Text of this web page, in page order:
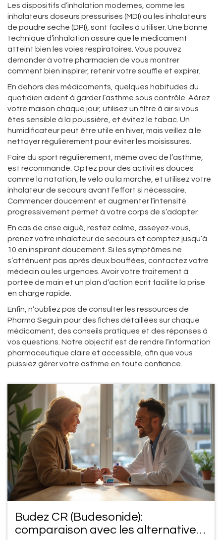
Les dispositifs d’inhalation modernes, comme les
inhalateurs doseurs pressurisés (MDI) ou les inhalateurs
de poudre sèche (DPI), sont faciles à utiliser. Une bonne
technique d’inhalation assure que le médicament
atteint bien les voies respiratoires. Vous pouvez
demander à votre pharmacien de vous montrer
comment bien inspirer, retenir votre souffle et expirer.
En dehors des médicaments, quelques habitudes du
quotidien aident à garder l’asthme sous contrôle. Aérez
votre maison chaque jour, utilisez un filtre à air si vous
êtes sensible à la poussière, et évitez le tabac. Un
humidificateur peut être utile en hiver, mais veillez à le
nettoyer régulièrement pour éviter les moisissures.
Faire du sport régulièrement, même avec de l’asthme,
est recommandé. Optez pour des activités douces
comme la natation, le vélo ou la marche, et utilisez votre
inhalateur de secours avant l’effort si nécessaire.
Commencer doucement et augmenter l’intensité
progressivement permet à votre corps de s’adapter.
En cas de crise aiguë, restez calme, asseyez‑vous,
prenez votre inhalateur de secours et comptez jusqu’à
10 en inspirant doucement. Si les symptômes ne
s’atténuent pas après deux bouffées, contactez votre
médecin ou les urgences. Avoir votre traitement à
portée de main et un plan d’action écrit facilite la prise
en charge rapide.
Enfin, n’oubliez pas de consulter les ressources de
Pharma Seguin pour des fiches détaillées sur chaque
médicament, des conseils pratiques et des réponses à
vos questions. Notre objectif est de rendre l’information
pharmaceutique claire et accessible, afin que vous
puissiez gérer votre asthme en toute confiance.
Budez CR (Budesonide):
comparaison avec les alternatives